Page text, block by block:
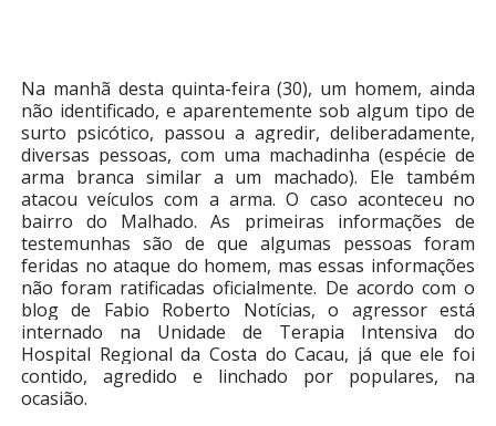
Na manhã desta quinta-feira (30), um homem, ainda
não identificado, e aparentemente sob algum tipo de
surto psicótico, passou a agredir, deliberadamente,
diversas pessoas, com uma machadinha (espécie de
arma branca similar a um machado). Ele também
atacou veículos com a arma. O caso aconteceu no
bairro do Malhado. As primeiras informações de
testemunhas são de que algumas pessoas foram
feridas no ataque do homem, mas essas informações
não foram ratificadas oficialmente. De acordo com o
blog de Fabio Roberto Notícias, o agressor está
internado na Unidade de Terapia Intensiva do
Hospital Regional da Costa do Cacau, já que ele foi
contido, agredido e linchado por populares, na
ocasião.